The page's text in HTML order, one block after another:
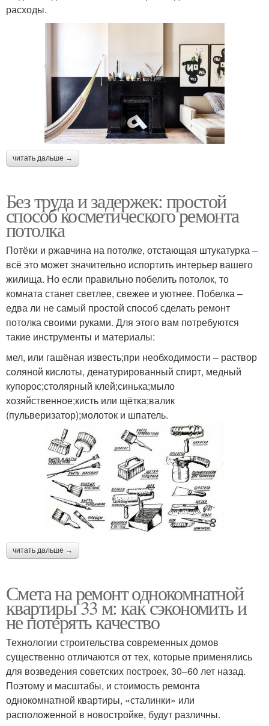
расходы.
читать дальше →
Без труда и задержек: простой
способ косметического ремонта
потолка
Потёки и ржавчина на потолке, отстающая штукатурка –
всё это может значительно испортить интерьер вашего
жилища. Но если правильно побелить потолок, то
комната станет светлее, свежее и уютнее. Побелка –
едва ли не самый простой способ сделать ремонт
потолка своими руками. Для этого вам потребуются
такие инструменты и материалы:
мел, или гашёная известь;при необходимости – раствор
соляной кислоты, денатурированный спирт, медный
купорос;столярный клей;синька;мыло
хозяйственное;кисть или щётка;валик
(пульверизатор);молоток и шпатель.
читать дальше →
Смета на ремонт однокомнатной
квартиры 33 м: как сэкономить и
не потерять качество
Технологии строительства современных домов
существенно отличаются от тех, которые применялись
для возведения советских построек, 30–60 лет назад.
Поэтому и масштабы, и стоимость ремонта
однокомнатной квартиры, «сталинки» или
расположенной в новостройке, будут различны.